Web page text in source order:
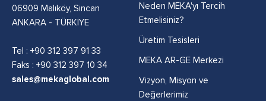
06909 Malıköy, Sincan
ANKARA - TÜRKİYE
Tel : +90 312 397 91 33
Faks : +90 312 397 10 34
sales@mekaglobal.com
Neden MEKA'yı Tercih
Etmelisiniz?
Üretim Tesisleri
MEKA AR-GE Merkezi
Vizyon, Misyon ve
Değerlerimiz